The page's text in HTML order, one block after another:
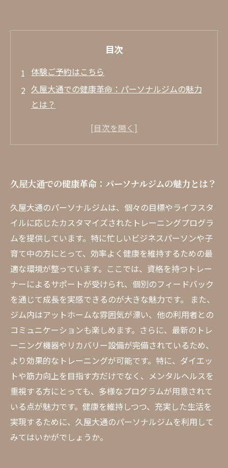
目次
体験ご予約はこちら
久屋大通での健康革命：パーソナルジムの魅力
とは？
忙しい現代人が選ぶべきトレーニング法
最新版の設備で理想の体を手に入れよう
多様なプログラムがもたらす健康への道
久屋大通のパーソナルジムで見つける新たな自
分！
久屋大通での健康革命：パーソナルジムの魅力とは？
久屋大通のパーソナルジムは、個々の目標やライフスタ
イルに応じたカスタマイズされたトレーニングプログラ
ムを提供しています。特に忙しいビジネスパーソンや子
育て中の方にとって、効率よく健康を維持するための最
適な環境が整っています。ここでは、資格を持つトレー
ナーによるサポートが受けられ、個別のフィードバック
を通じて成長を実感できるのが大きな魅力です。 また、
ジム内はアットホームな雰囲気が漂い、他の利用者との
コミュニケーションも楽しめます。さらに、最新のトレ
ーニング機器やリカバリー設備が完備されているため、
より効果的なトレーニングが可能です。特に、ダイエッ
トや筋力向上を目指す方だけでなく、メンタルヘルスを
重視する方にとっても、多様なプログラムが用意されて
いる点が魅力です。健康を維持しつつ、充実した生活を
実現するために、久屋大通のパーソナルジムを利用して
みてはいかがでしょうか。